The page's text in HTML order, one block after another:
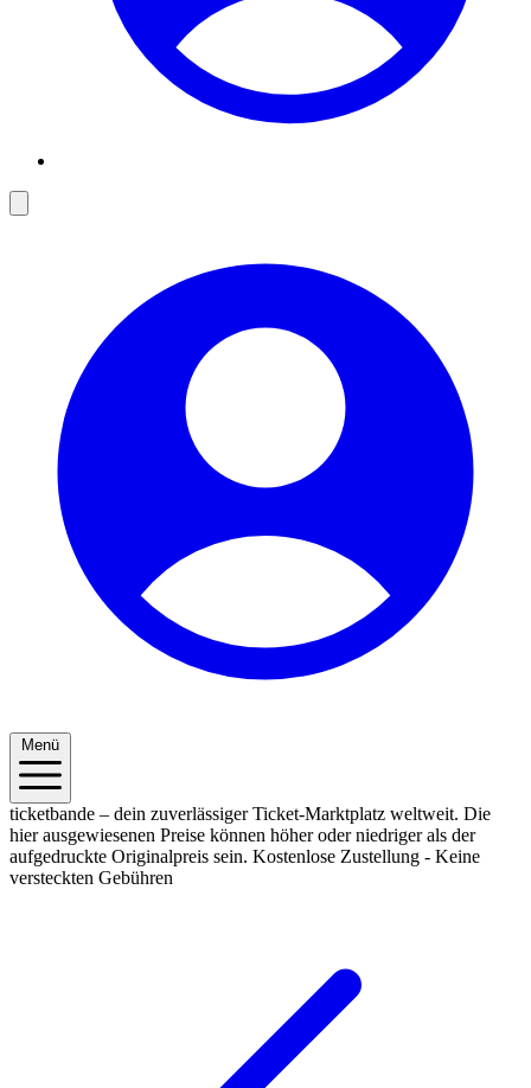
Menü
ticketbande – dein zuverlässiger Ticket-Marktplatz weltweit. Die
hier ausgewiesenen Preise können höher oder niedriger als der
aufgedruckte Originalpreis sein. Kostenlose Zustellung - Keine
versteckten Gebühren